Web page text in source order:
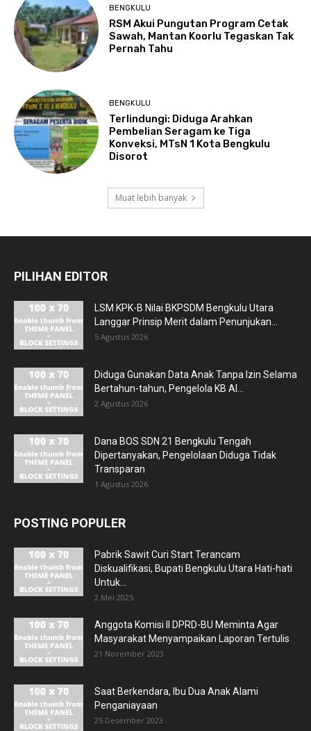
BENGKULU
RSM Akui Pungutan Program Cetak
Sawah, Mantan Koorlu Tegaskan Tak
Pernah Tahu
BENGKULU
Terlindungi: Diduga Arahkan
Pembelian Seragam ke Tiga
Konveksi, MTsN 1 Kota Bengkulu
Disorot
Muat lebih banyak
PILIHAN EDITOR
LSM KPK-B Nilai BKPSDM Bengkulu Utara
Langgar Prinsip Merit dalam Penunjukan...
5 Agustus 2026
Diduga Gunakan Data Anak Tanpa Izin Selama
Bertahun-tahun, Pengelola KB Al...
2 Agustus 2026
Dana BOS SDN 21 Bengkulu Tengah
Dipertanyakan, Pengelolaan Diduga Tidak
Transparan
1 Agustus 2026
POSTING POPULER
Pabrik Sawit Curi Start Terancam
Diskualifikasi, Bupati Bengkulu Utara Hati-hati
Untuk...
2 Mei 2025
Anggota Komisi II DPRD-BU Meminta Agar
Masyarakat Menyampaikan Laporan Tertulis
21 November 2023
Saat Berkendara, Ibu Dua Anak Alami
Penganiayaan
25 Desember 2023